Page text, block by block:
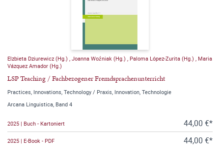
Elzbieta Dziurewicz (Hg.) , Joanna Woźniak (Hg.) , Paloma López-Zurita (Hg.) , Maria
Vázquez Amador (Hg.)
LSP Teaching / Fachbezogener Fremdsprachenunterricht
Practices, Innovations, Technology / Praxis, Innovation, Technologie
Arcana Linguistica, Band 4
2025 | Buch - Kartoniert 44,00 €*
2025 | E-Book - PDF 44,00 €*